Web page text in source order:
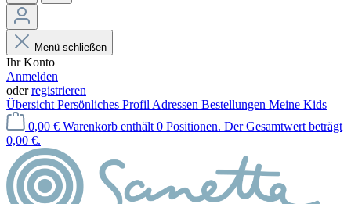
Menü schließen
Ihr Konto
Anmelden
oderregistrieren
Übersicht Persönliches Profil Adressen Bestellungen Meine Kids
0,00 € Warenkorb enthält 0 Positionen. Der Gesamtwert beträgt
0,00 €.